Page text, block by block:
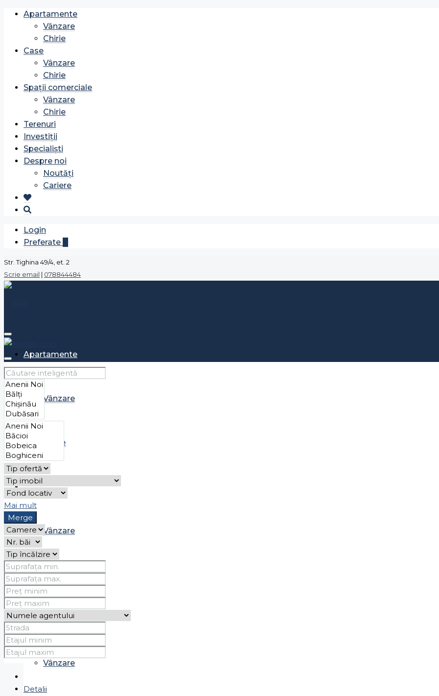
Apartamente
Vânzare
Chirie
Case
Vânzare
Chirie
Spații comerciale
Vânzare
Chirie
Terenuri
Investiții
Specialiști
Despre noi
Noutăți
Cariere
Login
Preferate
Str. Tighina 49/4, et. 2
Scrie email | 078844484
Apartamente
Vânzare
Chirie
Case
Vânzare
Chirie
Spații comerciale
Vânzare
Mai mult
Merge
Detalii